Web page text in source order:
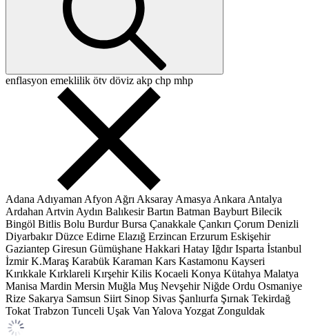
enflasyon emeklilik ötv döviz akp chp mhp
Adana Adıyaman Afyon Ağrı Aksaray Amasya Ankara Antalya
Ardahan Artvin Aydın Balıkesir Bartın Batman Bayburt Bilecik
Bingöl Bitlis Bolu Burdur Bursa Çanakkale Çankırı Çorum Denizli
Diyarbakır Düzce Edirne Elazığ Erzincan Erzurum Eskişehir
Gaziantep Giresun Gümüşhane Hakkari Hatay Iğdır Isparta İstanbul
İzmir K.Maraş Karabük Karaman Kars Kastamonu Kayseri
Kırıkkale Kırklareli Kırşehir Kilis Kocaeli Konya Kütahya Malatya
Manisa Mardin Mersin Muğla Muş Nevşehir Niğde Ordu Osmaniye
Rize Sakarya Samsun Siirt Sinop Sivas Şanlıurfa Şırnak Tekirdağ
Tokat Trabzon Tunceli Uşak Van Yalova Yozgat Zonguldak